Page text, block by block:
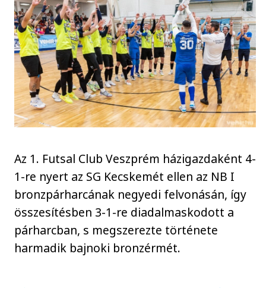
Az 1. Futsal Club Veszprém házigazdaként 4-
1-re nyert az SG Kecskemét ellen az NB I
bronzpárharcának negyedi felvonásán, így
összesítésben 3-1-re diadalmaskodott a
párharcban, s megszerezte története
harmadik bajnoki bronzérmét.